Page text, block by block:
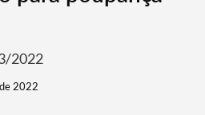
2022
2022